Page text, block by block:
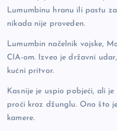
Lumumbinu hranu ili pastu
nikada nije proveden.
Lumumbin načelnik vojske,
CIA-om. Izveo je državni
kućni pritvor.
Kasnije je uspio pobjeći, ali
proći kroz džunglu. Ono što
kamere.